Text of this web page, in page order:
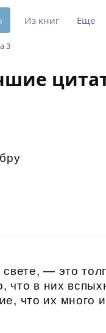
3
— это
что в них
что их много
Из книг Еще